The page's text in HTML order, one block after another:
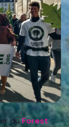
duForest